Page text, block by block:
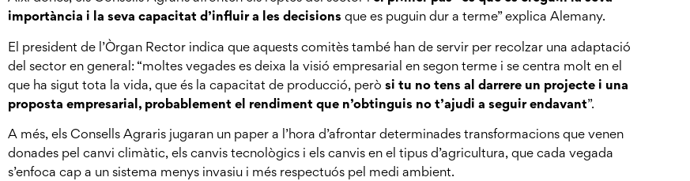
importància i la seva capacitat d’influir a les decisions que es puguin dur a terme” explica Alemany.
El president de l’Òrgan Rector indica que aquests comitès també han de servir per recolzar una adaptació
del sector en general: “moltes vegades es deixa la visió empresarial en segon terme i se centra molt en el
que ha sigut tota la vida, que és la capacitat de producció, però si tu no tens al darrere un projecte i una
proposta empresarial, probablement el rendiment que n’obtinguis no t’ajudi a seguir endavant”.
A més, els Consells Agraris jugaran un paper a l’hora d’afrontar determinades transformacions que venen
donades pel canvi climàtic, els canvis tecnològics i els canvis en el tipus d’agricultura, que cada vegada
s’enfoca cap a un sistema menys invasiu i més respectuós pel medi ambient.